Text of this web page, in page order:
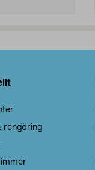
rengöring